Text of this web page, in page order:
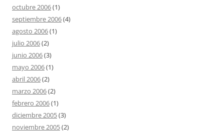
octubre 2006(1)
septiembre 2006(4)
agosto 2006(1)
julio 2006(2)
junio 2006(3)
mayo 2006(1)
abril 2006(2)
marzo 2006(2)
febrero 2006(1)
diciembre 2005(3)
noviembre 2005(2)